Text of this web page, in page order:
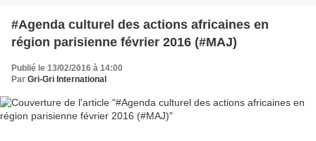
#Agenda culturel des actions africaines en
région parisienne février 2016 (#MAJ)
Publié le 13/02/2016 à 14:00
Par Gri-Gri International